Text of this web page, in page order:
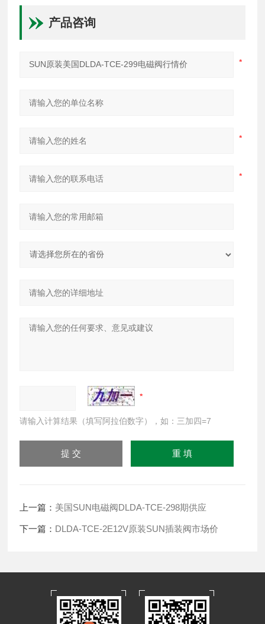
产品咨询
请输入计算结果（填写阿拉伯数字），如：三加四=7
上一篇： 美国SUN电磁阀DLDA-TCE-298期供应
下一篇： DLDA-TCE-2E12V原装SUN插装阀市场价